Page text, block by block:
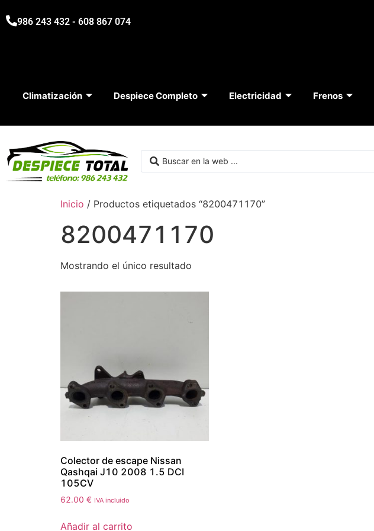
986 243 432 - 608 867 074
Climatización Despiece Completo Electricidad Frenos
Inicio / Productos etiquetados “8200471170”
8200471170
Mostrando el único resultado
Colector de escape Nissan
Qashqai J10 2008 1.5 DCI
105CV
62.00 € IVA incluido
Añadir al carrito